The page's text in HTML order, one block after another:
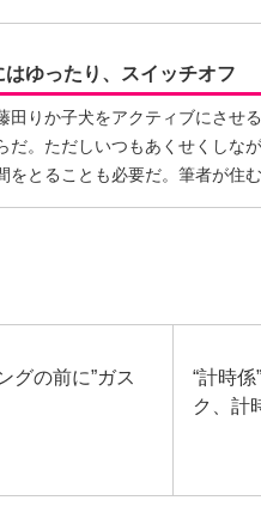
はゆったり、スイッチオフ
田りか子犬をアクティブにさせ
だ。ただしいつもあくせくしな
をとることも必要だ。筆者が住
きを読む】
グの前に”ガス
“計時
ク、計